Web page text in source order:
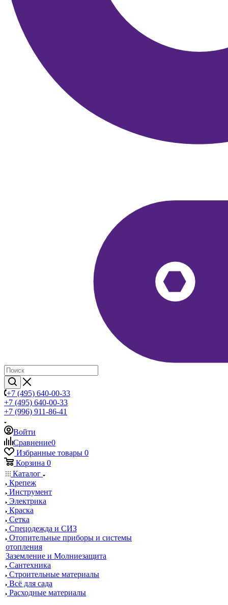
+7 (495) 640-00-33
+7 (495) 640-00-33
+7 (996) 911-86-41
Войти
Сравнение0
Избранные товары 0
Корзина 0
Каталог
Крепеж
Инструмент
Электрика
Краска
Сетка
Спецодежда и СИЗ
Отопительные приборы и системы
отопления
Заземление и Молниезащита
Сантехника
Строительные материалы
Всё для сада
Расходные материалы